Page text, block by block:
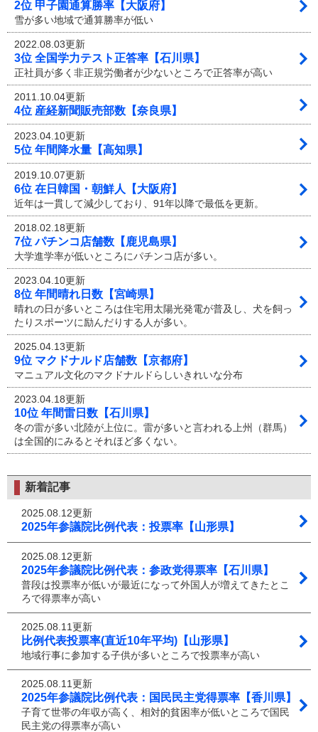
2位 甲子園通算勝率【大阪府】
雪が多い地域で通算勝率が低い
2022.08.03更新
3位 全国学力テスト正答率【石川県】
正社員が多く非正規労働者が少ないところで正答率が高い
2011.10.04更新
4位 産経新聞販売部数【奈良県】
2023.04.10更新
5位 年間降水量【高知県】
2019.10.07更新
6位 在日韓国・朝鮮人【大阪府】
近年は一貫して減少しており、91年以降で最低を更新。
2018.02.18更新
7位 パチンコ店舗数【鹿児島県】
大学進学率が低いところにパチンコ店が多い。
2023.04.10更新
8位 年間晴れ日数【宮崎県】
晴れの日が多いところは住宅用太陽光発電が普及し、犬を飼っ
たりスポーツに励んだりする人が多い。
2025.04.13更新
9位 マクドナルド店舗数【京都府】
マニュアル文化のマクドナルドらしいきれいな分布
2023.04.18更新
10位 年間雷日数【石川県】
冬の雷が多い北陸が上位に。雷が多いと言われる上州（群馬）
は全国的にみるとそれほど多くない。
新着記事
2025.08.12更新
2025年参議院比例代表：投票率【山形県】
2025.08.12更新
2025年参議院比例代表：参政党得票率【石川県】
普段は投票率が低いが最近になって外国人が増えてきたとこ
ろで得票率が高い
2025.08.11更新
比例代表投票率(直近10年平均)【山形県】
地域行事に参加する子供が多いところで投票率が高い
2025.08.11更新
2025年参議院比例代表：国民民主党得票率【香川県】
子育て世帯の年収が高く、相対的貧困率が低いところで国民
民主党の得票率が高い